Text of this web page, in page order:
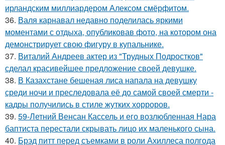
ирландским миллиардером Алексом смёрфитом.
36. Валя карнавал недавно поделилась яркими
моментами с отдыха, опубликовав фото, на котором она
демонстрирует свою фигуру в купальнике.
37. Виталий Андреев актер из "Трудных Подростков"
сделал красивейшее предложение своей девушке.
38. В Казахстане бешеная лиса напала на девушку
среди ночи и преследовала её до самой своей смерти -
кадры получились в стиле жутких хорроров.
39. 59-Летний Венсан Кассель и его возлюбленная Нара
баптиста перестали скрывать лицо их маленького сына.
40. Брэд питт перед съемками в роли Ахиллеса полгода